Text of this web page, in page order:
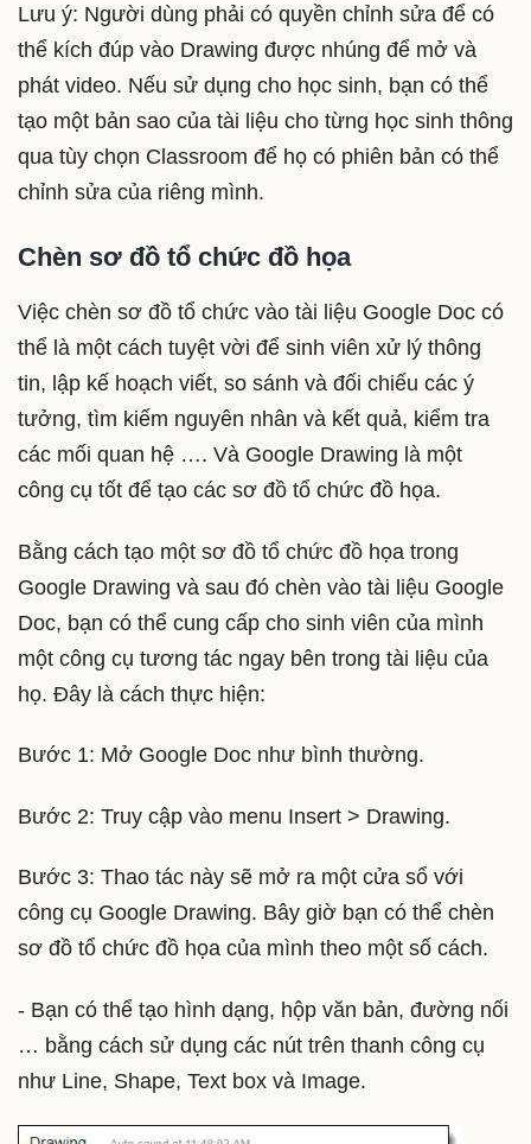
Lưu ý: Người dùng phải có quyền chỉnh sửa để có
thể kích đúp vào Drawing được nhúng để mở và
phát video. Nếu sử dụng cho học sinh, bạn có thể
tạo một bản sao của tài liệu cho từng học sinh thông
qua tùy chọn Classroom để họ có phiên bản có thể
chỉnh sửa của riêng mình.
Chèn sơ đồ tổ chức đồ họa
Việc chèn sơ đồ tổ chức vào tài liệu Google Doc có
thể là một cách tuyệt vời để sinh viên xử lý thông
tin, lập kế hoạch viết, so sánh và đối chiếu các ý
tưởng, tìm kiếm nguyên nhân và kết quả, kiểm tra
các mối quan hệ …. Và Google Drawing là một
công cụ tốt để tạo các sơ đồ tổ chức đồ họa.
Bằng cách tạo một sơ đồ tổ chức đồ họa trong
Google Drawing và sau đó chèn vào tài liệu Google
Doc, bạn có thể cung cấp cho sinh viên của mình
một công cụ tương tác ngay bên trong tài liệu của
họ. Đây là cách thực hiện:
Bước 1: Mở Google Doc như bình thường.
Bước 2: Truy cập vào menu Insert > Drawing.
Bước 3: Thao tác này sẽ mở ra một cửa sổ với
công cụ Google Drawing. Bây giờ bạn có thể chèn
sơ đồ tổ chức đồ họa của mình theo một số cách.
- Bạn có thể tạo hình dạng, hộp văn bản, đường nối
… bằng cách sử dụng các nút trên thanh công cụ
như Line, Shape, Text box và Image.